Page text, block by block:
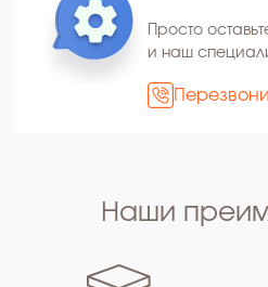
Просто
и наш
Наши